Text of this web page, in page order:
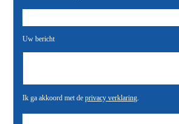
Uw bericht
Ik ga akkoord met deprivacy verklaring.